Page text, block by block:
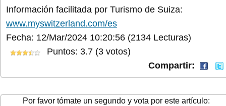
Información facilitada por Turismo de Suiza:
www.myswitzerland.com/es
Fecha: 12/Mar/2024 10:20:56 (2134 Lecturas)
Puntos: 3.7 (3 votos)
Compartir:
Por favor tómate un segundo y vota por este artículo: